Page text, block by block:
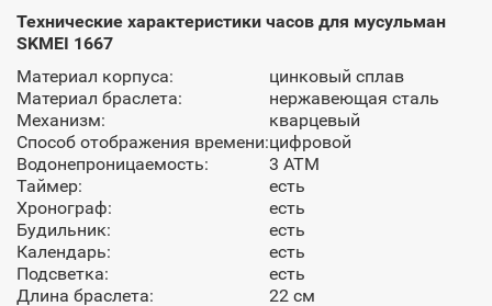
Технические характеристики часов для мусульман
SKMEI 1667
Материал корпуса:
цинковый сплав
Материал браслета:
нержавеющая сталь
Механизм:
кварцевый
Способ отображения времени:цифровой
Водонепроницаемость:
3 АТМ
Таймер:
есть
Хронограф:
есть
Будильник:
есть
Календарь:
есть
Подсветка:
есть
Длина браслета:
22 см